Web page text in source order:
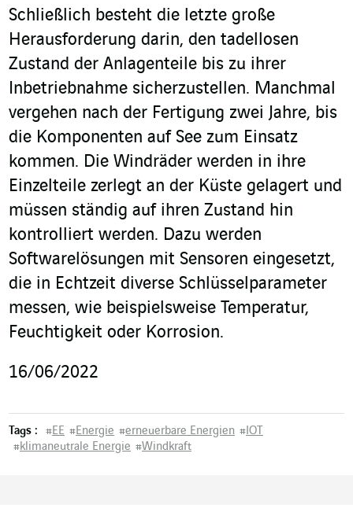
Schließlich besteht die letzte große
Herausforderung darin, den tadellosen
Zustand der Anlagenteile bis zu ihrer
Inbetriebnahme sicherzustellen. Manchmal
vergehen nach der Fertigung zwei Jahre, bis
die Komponenten auf See zum Einsatz
kommen. Die Windräder werden in ihre
Einzelteile zerlegt an der Küste gelagert und
müssen ständig auf ihren Zustand hin
kontrolliert werden. Dazu werden
Softwarelösungen mit Sensoren eingesetzt,
die in Echtzeit diverse Schlüsselparameter
messen, wie beispielsweise Temperatur,
Feuchtigkeit oder Korrosion.
16/06/2022
Tags : #EE #Energie #erneuerbare Energien #IOT
#klimaneutrale Energie #Windkraft